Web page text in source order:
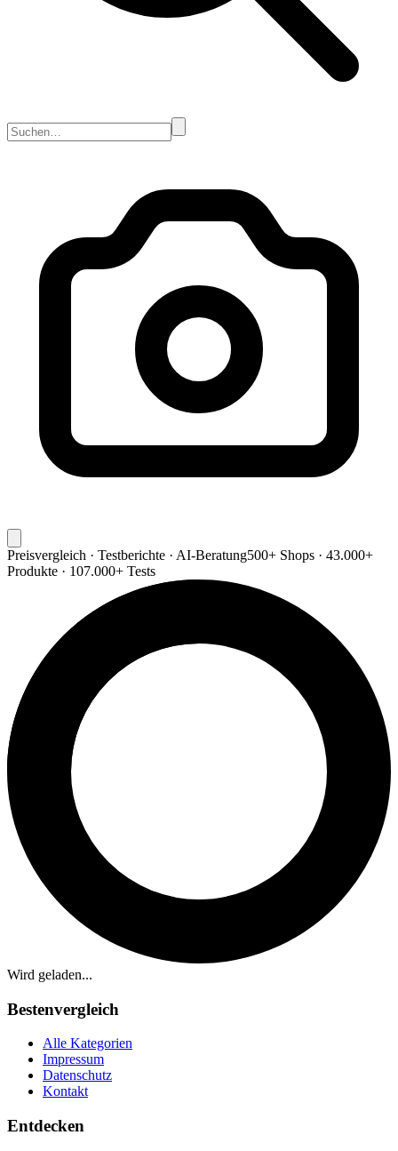
Preisvergleich · Testberichte · AI-Beratung500+ Shops · 43.000+
Produkte · 107.000+ Tests
Wird geladen...
Bestenvergleich
Alle Kategorien
Impressum
Datenschutz
Kontakt
Entdecken